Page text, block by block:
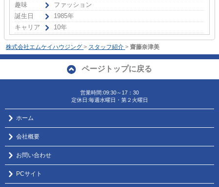
趣味
ファッション
誕生日
1985年
キャリア
10年
株式会社エムケイハウジング > スタッフ紹介 > 齋藤奈津美
ページトップに戻る
営業時間:09:30～17：30
定休日:毎週水曜日・第２火曜日
ホーム
会社概要
お問い合わせ
PCサイト